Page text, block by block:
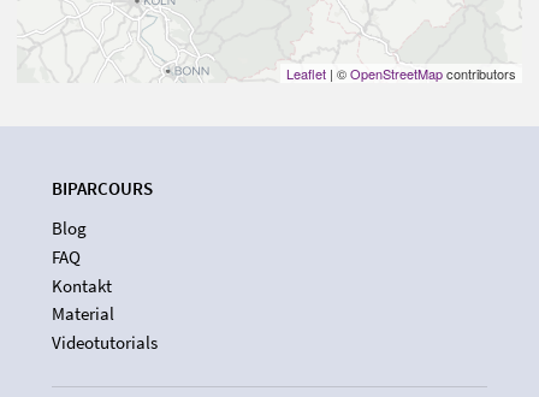
Leaflet | ©OpenStreetMapcontributors
BIPARCOURS
Blog
FAQ
Kontakt
Material
Videotutorials